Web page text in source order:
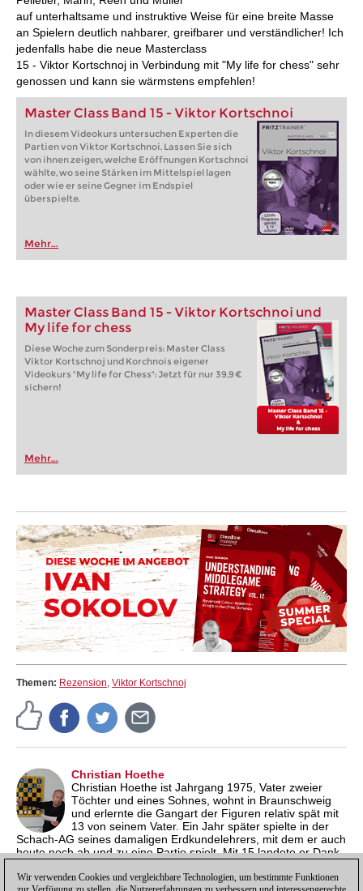
auf unterhaltsame und instruktive Weise für eine breite Masse
an Spielern deutlich nahbarer, greifbarer und verständlicher! Ich
jedenfalls habe die neue Masterclass
15 - Viktor Kortschnoj in Verbindung mit "My life for chess" sehr
genossen und kann sie wärmstens empfehlen!
Master Class Band 15 - Viktor Kortschnoi
In diesem Videokurs untersuchen Experten die
Partien von Viktor Kortschnoi. Lassen Sie sich
von ihnen zeigen, welche Eröffnungen Kortschnoi
wählte, wo seine Stärken im Mittelspiel lagen
oder wie er seine Gegner im Endspiel
überspielte.
Mehr...
Master Class Band 15 - Viktor Kortschnoi und
My life for chess
Diese Woche zum Sonderpreis: Master Class
Viktor Kortschnoj und Korchnois eigener
Videokurs "My life for Chess": Jetzt für nur 39,9 €
sichern!
Mehr...
Themen: Rezension, Viktor Kortschnoj
Christian Hoethe
Christian Hoethe ist Jahrgang 1975, Vater zweier
Töchter und eines Sohnes, wohnt in Braunschweig
und erlernte die Gangart der Figuren relativ spät mit
13 von seinem Vater. Ein Jahr später spielte in der
Schach-AG seines damaligen Erdkundelehrers, mit dem er auch
heute noch ab und zu eine Partie spielt. Mit 15 landete er Dank
brachte es zu seinen besten Zeiten auf eine Elo-Zahl von 2247
Wir verwenden Cookies und vergleichbare Technologien, um bestimmte Funktionen